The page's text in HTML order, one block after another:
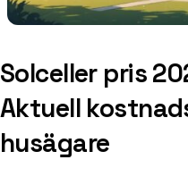
Solceller pris
Aktuell
husägare